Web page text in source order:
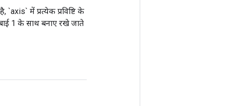
में प्रत्येक प्रविष्टि के
1 के साथ बनाए रखे जाते